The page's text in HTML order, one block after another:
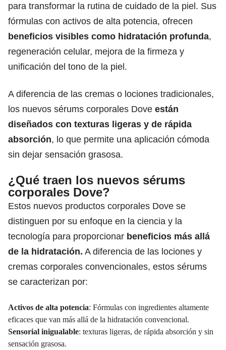
para transformar la rutina de cuidado de la piel. Sus
fórmulas con activos de alta potencia, ofrecen
beneficios visibles como hidratación profunda,
regeneración celular, mejora de la firmeza y
unificación del tono de la piel.
A diferencia de las cremas o lociones tradicionales,
los nuevos sérums corporales Dove están
diseñados con texturas ligeras y de rápida
absorción, lo que permite una aplicación cómoda
sin dejar sensación grasosa.
¿Qué traen los nuevos sérums
corporales Dove?
Estos nuevos productos corporales Dove se
distinguen por su enfoque en la ciencia y la
tecnología para proporcionar beneficios más allá
de la hidratación. A diferencia de las lociones y
cremas corporales convencionales, estos sérums
se caracterizan por:
Activos de alta potencia: Fórmulas con ingredientes altamente
eficaces que van más allá de la hidratación convencional.
Sensorial inigualable: texturas ligeras, de rápida absorción y sin
sensación grasosa.